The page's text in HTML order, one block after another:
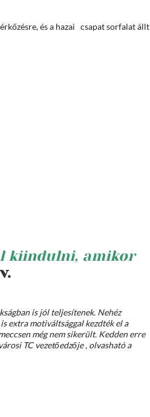
és a hazai csapat sorfalat állt
kiindulni, amikor
is jól teljesítenek. Nehéz
extra motiváltsággal kezdték el a
még nem sikerült. Kedden erre
TC vezetőedzője , olvasható a